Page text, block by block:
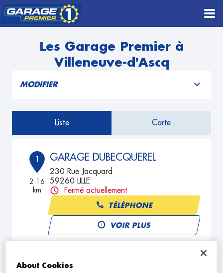
Les Garage Premier à
Villeneuve-d'Ascq
MODIFIER
Liste Carte
1
2.16
km
GARAGE DUBECQUEREL
230 Rue Jacquard
59260 LILLE
Fermé actuellement
TÉLÉPHONE
VOIR PLUS
2 GARAGE GR AUTO
About Cookies